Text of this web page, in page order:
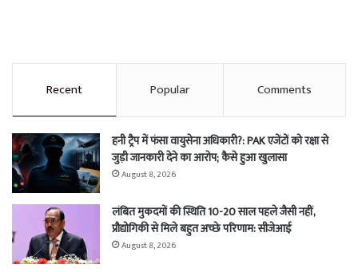
Recent Popular Comments
हनी ट्रैप में फंसा वायुसेना अधिकारी?: PAK एजेंटों को रक्षा से
जुड़ी जानकारी देने का आरोप; कैसे हुआ खुलासा
August 8, 2026
लंबित मुकदमों की स्थिति 10-20 साल पहले जैसी नहीं,
प्रौद्योगिकी से मिले बहुत अच्छे परिणाम: सीजेआई
August 8, 2026